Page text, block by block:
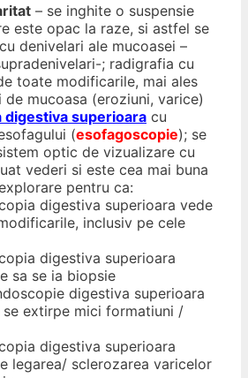
– se inghite o suspensie
este opac la raze, si astfel se
denivelari ale mucoasei –
; radigrafia cu
toate modificarile, mai ales
de mucoasa (eroziuni, varice)
digestiva superioara cu
(esofagoscopie); se
optic de vizualizare cu
vederi si este cea mai buna
pentru ca:
digestiva superioara vede
inclusiv pe cele
digestiva superioara
sa se ia biopsie
digestiva superioara
se extirpe mici formatiuni /
digestiva superioara
legarea/ sclerozarea varicelor